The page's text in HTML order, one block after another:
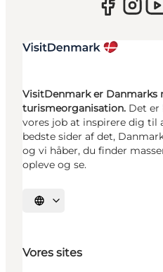
VisitDenmark er Danmarks
turismeorganisation. Det
vores job at inspirere dig til
bedste sider af det,
og vi håber, du finder
opleve og se.
Vælg sprog
Vores sites